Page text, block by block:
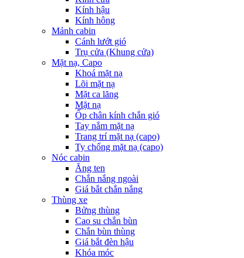
Kính hậu
Kính hông
Mảnh cabin
Cánh lướt gió
Trụ cửa (Khung cửa)
Mặt nạ, Capo
Khoá mặt nạ
Lõi mặt nạ
Mặt ca lăng
Mặt nạ
Ốp chân kính chắn gió
Tay nắm mặt nạ
Trang trí mặt nạ (capo)
Ty chống mặt nạ (capo)
Nóc cabin
Ăng ten
Chắn nắng ngoài
Giá bắt chắn nắng
Thùng xe
Bửng thùng
Cao su chắn bùn
Chắn bùn thùng
Giá bắt đèn hậu
Khóa móc